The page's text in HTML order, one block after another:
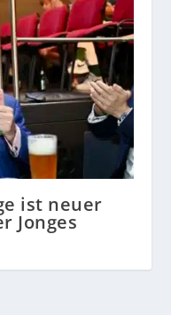
ist neuer
Jonges